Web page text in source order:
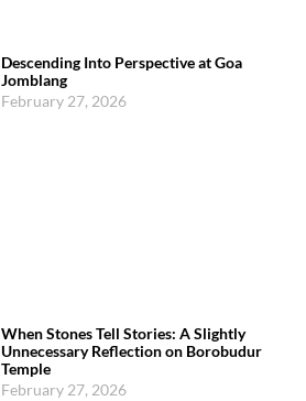
Descending Into Perspective at Goa
Jomblang
February 27, 2026
When Stones Tell Stories: A Slightly
Unnecessary Reflection on Borobudur
Temple
February 27, 2026